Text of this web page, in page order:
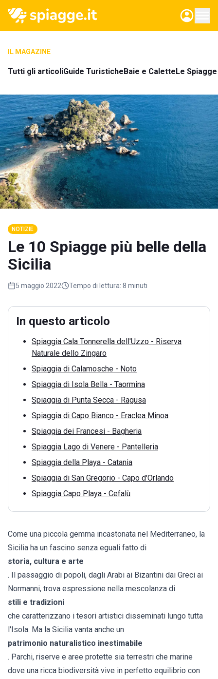
IL MAGAZINE
Tutti gli articoliGuide TuristicheBaie e CaletteLe
NOTIZIE
Le 10 Spiagge più belle della
Sicilia
5 maggio 2022 Tempo di lettura: 8 minuti
In questo articolo
Spiaggia Cala Tonnerella dell'Uzzo - Riserva
Naturale dello Zingaro
Spiaggia di Calamosche - Noto
Spiaggia di Isola Bella - Taormina
Spiaggia di Punta Secca - Ragusa
Spiaggia di Capo Bianco - Eraclea Minoa
Spiaggia dei Francesi - Bagheria
Spiaggia Lago di Venere - Pantelleria
Spiaggia della Playa - Catania
Spiaggia di San Gregorio - Capo d'Orlando
Spiaggia Capo Playa - Cefalù
Come una piccola gemma incastonata nel Mediterraneo, la
Sicilia ha un fascino senza eguali fatto di
storia, cultura e arte
. Il passaggio di popoli, dagli Arabi ai Bizantini dai Greci ai
Normanni, trova espressione nella mescolanza di
stili e tradizioni
che caratterizzano i tesori artistici disseminati lungo tutta
l'Isola. Ma la Sicilia vanta anche un
patrimonio naturalistico inestimabile
. Parchi, riserve e aree protette sia terrestri che marine
dove una ricca biodiversità vive in perfetto equilibrio con